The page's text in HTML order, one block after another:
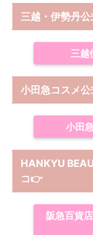
三越・伊勢丹
三越
小田急コスメ
小田
HANKYU
コ👉
阪急百貨